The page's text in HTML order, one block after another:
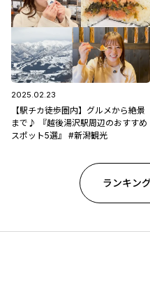
2025.02.23
【駅チカ徒歩圏内】グルメから絶景
まで♪ 『越後湯沢駅周辺のおすすめ
スポット5選』 #新潟観光
ランキン